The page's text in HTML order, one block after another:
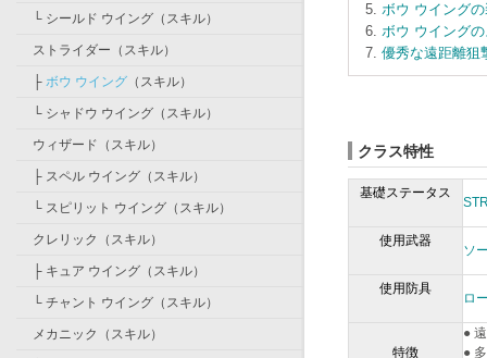
└ シールド ウイング （ スキル）
ストライダー （ スキル）
├ ボウ ウイング （ スキル）
└ シャドウ ウイング （ スキル）
ウィザード （ スキル）
├ スペル ウイング （ スキル）
└ スピリット ウイング （ スキル）
クレリック （ スキル）
├ キュア ウイング （ スキル）
└ チャント ウイング （ スキル）
メカニック （ スキル）
ボウ ウイング
ボウ ウイング
優秀な遠距離狙
クラス特性
基礎ステータス
使用武器
ソ
使用防具
ロ
特徴
●
●